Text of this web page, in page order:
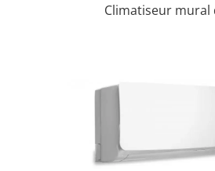
Climatiseur mural